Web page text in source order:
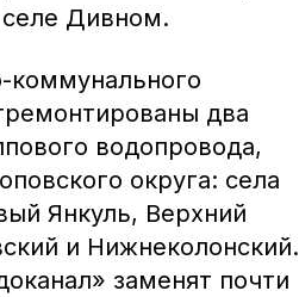
Дивном.
два
водопровода,
округа: села
Янкуль, Верхний
и Нижнеколонский.
заменят почти